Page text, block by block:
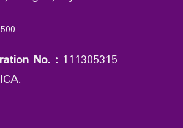
No. : 111305315